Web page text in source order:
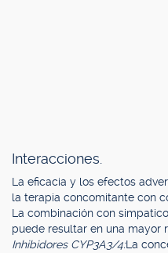
Interacciones.
La eficacia y los efectos
la terapia concomitante con
La combinación con
puede resultar en una mayor
Inhibidores CYP3A3/4:La